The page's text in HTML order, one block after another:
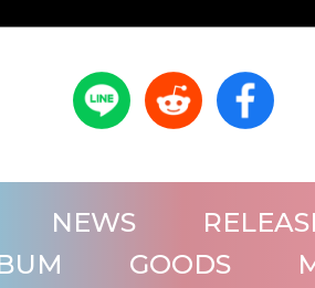
NEWS
GOODS